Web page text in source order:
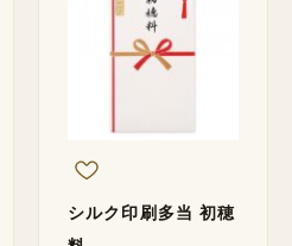
シルク印刷多当 初穂